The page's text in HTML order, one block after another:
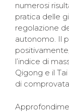
numerosi
pratica delle
regolazione
autonomo. Il
l’indice di
Qigong e il
di